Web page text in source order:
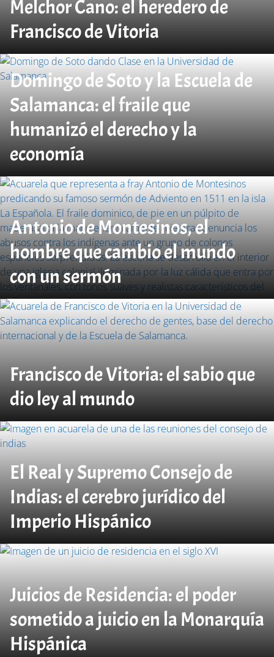
Melchor Cano: el heredero de
Francisco de Vitoria
Domingo de Soto y la Escuela de
Salamanca: el fraile que
humanizó el derecho y la
economía
Antonio de Montesinos, el
hombre que cambio el mundo
con un sermón
Francisco de Vitoria: el sabio que
dio ley al mundo
El Real y Supremo Consejo de
Indias: el cerebro jurídico del
Imperio Hispánico
Juicios de Residencia: el poder
sometido a juicio en la Monarquía
Hispánica